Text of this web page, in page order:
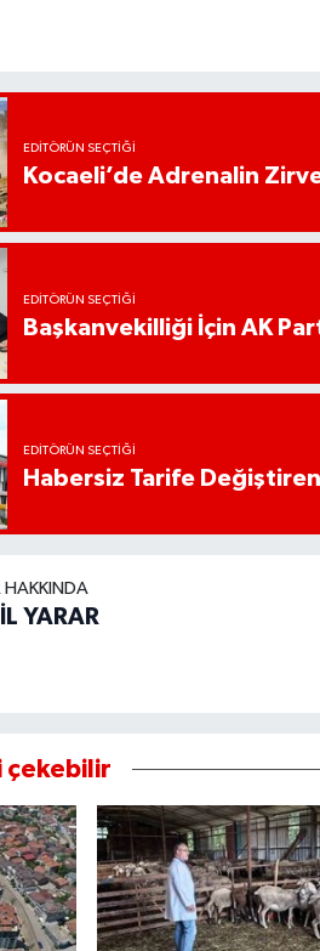
EDITÖRÜN SEÇTIĞI
Kocaeli’de Adrenalin
EDITÖRÜN SEÇTIĞI
Başkanvekilliği İçin AK
EDITÖRÜN SEÇTIĞI
Habersiz Tarife
HAKKINDA
YARAR
çekebilir